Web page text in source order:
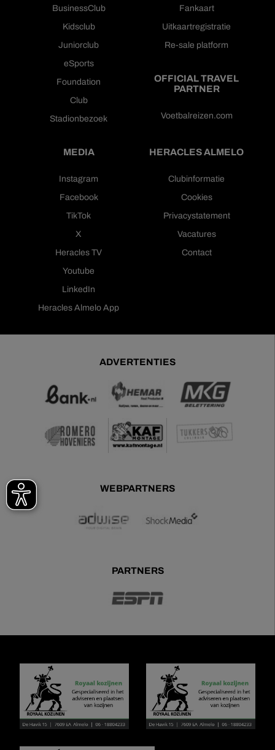
BusinessClub
Kidsclub
Juniorclub
eSports
Foundation
Club
Stadionbezoek
Fankaart
Uitkaartregistratie
Re-sale platform
OFFICIAL TRAVEL
PARTNER
Voetbalreizen.com
MEDIA
Instagram
Facebook
TikTok
X
Heracles TV
Youtube
LinkedIn
Heracles Almelo App
HERACLES ALMELO
Clubinformatie
Cookies
Privacystatement
Vacatures
Contact
ADVERTENTIES
WEBPARTNERS
PARTNERS